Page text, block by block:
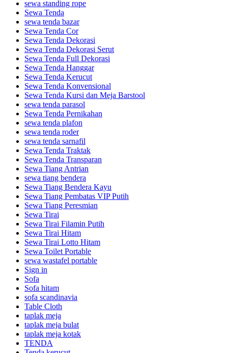
sewa standing rope
Sewa Tenda
sewa tenda bazar
Sewa Tenda Cor
Sewa Tenda Dekorasi
Sewa Tenda Dekorasi Serut
Sewa Tenda Full Dekorasi
Sewa Tenda Hanggar
Sewa Tenda Kerucut
Sewa Tenda Konvensional
Sewa Tenda Kursi dan Meja Barstool
sewa tenda parasol
Sewa Tenda Pernikahan
sewa tenda plafon
sewa tenda roder
sewa tenda sarnafil
Sewa Tenda Traktak
Sewa Tenda Transparan
Sewa Tiang Antrian
sewa tiang bendera
Sewa Tiang Bendera Kayu
Sewa Tiang Pembatas VIP Putih
Sewa Tiang Peresmian
Sewa Tirai
Sewa Tirai Filamin Putih
Sewa Tirai Hitam
Sewa Tirai Lotto Hitam
Sewa Toilet Portable
sewa wastafel portable
Sign in
Sofa
Sofa hitam
sofa scandinavia
Table Cloth
taplak meja
taplak meja bulat
taplak meja kotak
TENDA